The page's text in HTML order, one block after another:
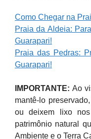
Como Chegar na
Praia da Aldeia:
Guarapari!
Praia das Pedras:
Guarapari!
IMPORTANTE: Ao
mantê-lo
ou deixem lixo
patrimônio natural
Ambiente e o Terra